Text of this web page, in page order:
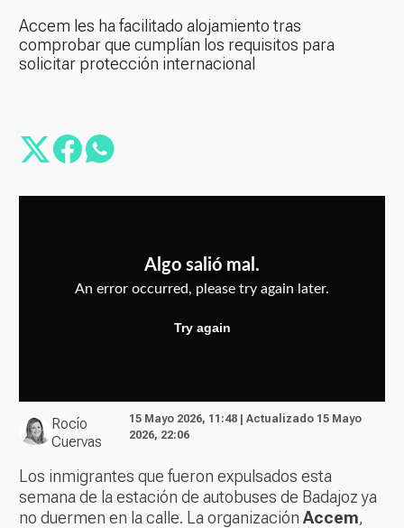
Accem les ha facilitado alojamiento tras
comprobar que cumplían los requisitos para
solicitar protección internacional
Rocío
Cuervas
15 Mayo 2026, 11:48 | Actualizado 15 Mayo
2026, 22:06
Los inmigrantes que fueron expulsados esta
semana de la estación de autobuses de Badajoz ya
no duermen en la calle. La organización Accem,